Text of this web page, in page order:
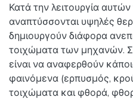
Κατά την λειτουργία
αναπτύσσονται υψηλές
δημιουργούν διάφορα
τοιχώματα των μηχανών.
είναι να αναφερθούν
φαινόμενα (ερπυσμός,
τοιχώματα και φθορά,